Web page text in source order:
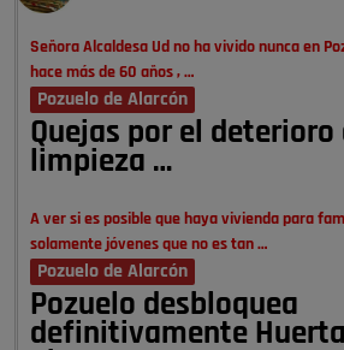
Señora Alcaldesa Ud no ha vivido nunca en
hace más de 60 años , …
Pozuelo de Alarcón
Quejas por el deterioro
limpieza …
A ver si es posible que haya vivienda para
solamente jóvenes que no es tan …
Pozuelo de Alarcón
Pozuelo desbloquea
definitivamente